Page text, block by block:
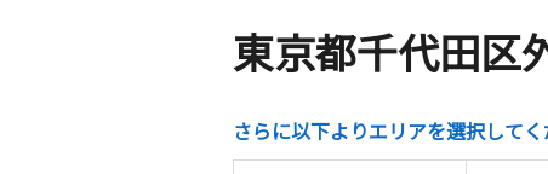
東京都千代田区
さらに以下よりエリアを選択してく